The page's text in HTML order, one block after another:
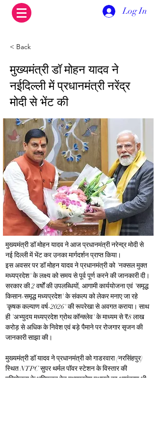
Log In
< Back
मुख्यमंत्री डॉ मोहन यादव ने
नईदिल्ली में प्रधानमंत्री नरेंद्र
मोदी से भेंट की
मुख्यमंत्री डॉ मोहन यादव ने आज प्रधानमंत्री नरेन्द्र मोदी से
नई दिल्ली में भेंट कर उनका मार्गदर्शन प्राप्त किया।
इस अवसर पर डॉ मोहन यादव ने प्रधानमंत्री को 'नक्सल मुक्त
मध्यप्रदेश' के लक्ष्य को समय से पूर्व पूर्ण करने की जानकारी दी।
सरकार की 2 वर्षों की उपलब्धियों, आगामी कार्ययोजना एवं 'समृद्ध
किसान-समृद्ध मध्यप्रदेश' के संकल्प को लेकर मनाए जा रहे
'कृषक कल्याण वर्ष-2026' की रूपरेखा से अवगत कराया। साथ
ही 'अभ्युदय मध्यप्रदेश ग्रोथ कॉन्क्लेव' के माध्यम से ₹8 लाख
करोड़ से अधिक के निवेश एवं बड़े पैमाने पर रोजगार सृजन की
जानकारी साझा की।
मुख्यमंत्री डॉ यादव ने प्रधानमंत्री को गाडरवारा (नरसिंहपुर)
स्थित NTPC सुपर थर्मल पॉवर स्टेशन के विस्तार की
परियोजना के भूमिपूजन हेतु मध्यप्रदेश पधारने का आमंत्रण भी